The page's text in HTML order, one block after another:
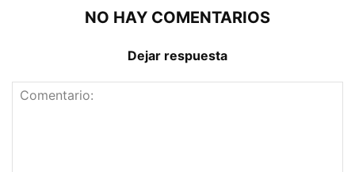
NO HAY COMENTARIOS
Dejar respuesta